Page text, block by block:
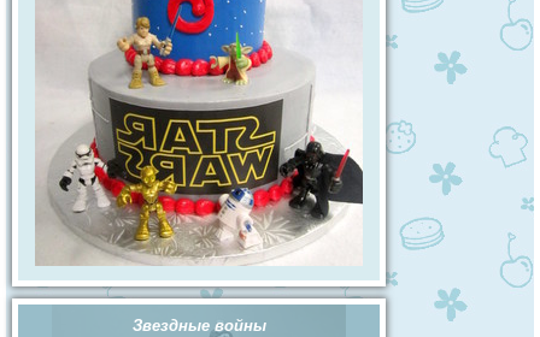
Звездные войны